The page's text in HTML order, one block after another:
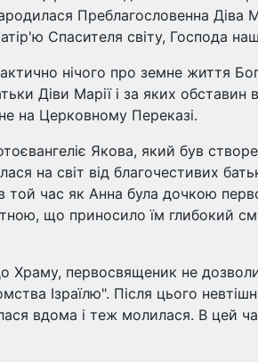
Преблагословенна Діва
Спасителя світу, Господа
нічого про земне життя
Діви Марії і за яких обставин
на Церковному Переказі.
Якова, який був
на світ від благочестивих
той час як Анна була дочкою
що приносило їм глибокий
Храму, первосвященик не
Ізраїлю". Після цього
вдома і теж молилася. В цей